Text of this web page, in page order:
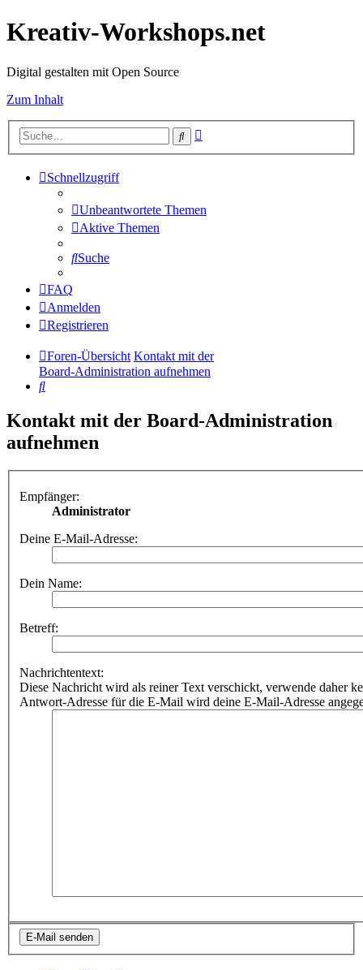
Kreativ-Workshops.net
Digital gestalten mit Open Source
Zum Inhalt
Suche
Schnellzugriff
Unbeantwortete Themen
Aktive Themen
Suche
FAQ
Anmelden
Registrieren
Foren-Übersicht Kontakt mit der
Board-Administration aufnehmen
Suche
Kontakt mit der Board-Administration
aufnehmen
Empfänger:
Administrator
Deine E-Mail-Adresse:
Dein Name:
Betreff:
Nachrichtentext:
Diese Nachricht wird als reiner Text verschickt, verwende daher
Antwort-Adresse für die E-Mail wird deine E-Mail-Adresse